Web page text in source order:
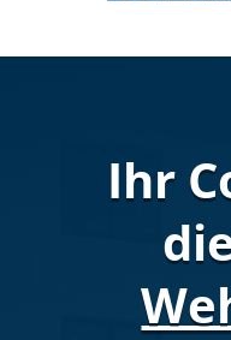
Ihr